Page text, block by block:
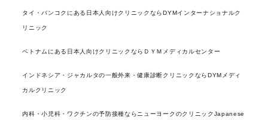
タイ・バンコクにある日本人向けクリニックならDYMインターナショナルク
リニック
ベトナムにある日本人向けクリニックならＤＹＭメディカルセンター
インドネシア・ジャカルタの一般外来・健康診断クリニックならDYMメディ
カルクリニック
内科・小児科・ワクチンの予防接種ならニューヨークのクリニックJapanese